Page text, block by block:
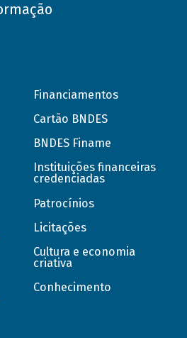
Financiamentos
Cartão BNDES
BNDES Finame
Instituições financeiras
credenciadas
Patrocínios
Licitações
Cultura e economia
criativa
Conhecimento